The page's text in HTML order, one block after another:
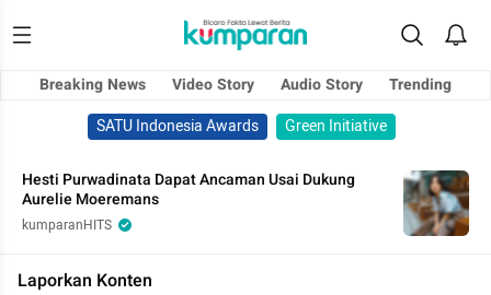
Breaking News Video Story Audio Story
Trending
SATU Indonesia Awards
Green Initiative
Hesti Purwadinata Dapat Ancaman Usai Dukung
Aurelie Moeremans
kumparanHITS
Laporkan Konten